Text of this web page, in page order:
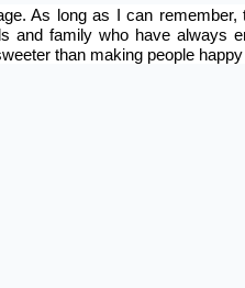
As long as I can
and family who have always
than making people